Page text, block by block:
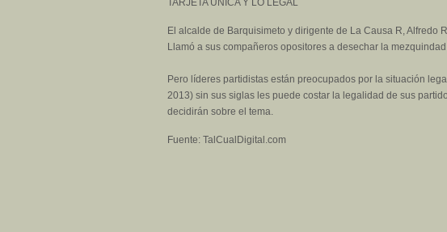
TARJETA ÚNICA Y LO LEGAL
El alcalde de Barquisimeto y dirigente de La Causa R,
Llamó a sus compañeros opositores a desechar la
Pero líderes partidistas están preocupados por la situación
2013) sin sus siglas les puede costar la legalidad de sus
decidirán sobre el tema.
Fuente: TalCualDigital.com